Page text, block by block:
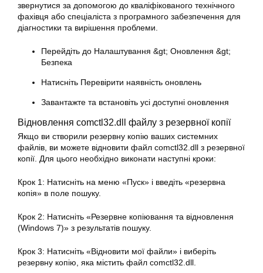
звернутися за допомогою до кваліфікованого технічного
фахівця або спеціаліста з програмного забезпечення для
діагностики та вирішення проблеми.
Перейдіть до Налаштування &gt; Оновлення &gt;
Безпека
Натисніть Перевірити наявність оновлень
Завантажте та встановіть усі доступні оновлення
Відновлення comctl32.dll файлу з резервної копії
Якщо ви створили резервну копію ваших системних
файлів, ви можете відновити файл comctl32.dll з резервної
копії. Для цього необхідно виконати наступні кроки:
Крок 1: Натисніть на меню «Пуск» і введіть «резервна
копія» в поле пошуку.
Крок 2: Натисніть «Резервне копіювання та відновлення
(Windows 7)» з результатів пошуку.
Крок 3: Натисніть «Відновити мої файли» і виберіть
резервну копію, яка містить файл comctl32.dll.